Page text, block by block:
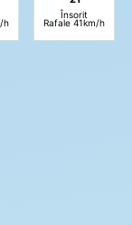
h
Însorit
Rafale 41km/h